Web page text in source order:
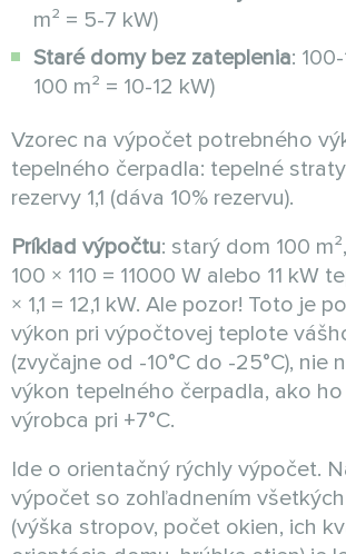
m² = 5-7 kW)
Staré domy bez zateplenia:
100 m² = 10-12 kW)
Vzorec na výpočet potrebného
tepelného čerpadla: tepelné
rezervy 1,1 (dáva 10% rezervu).
Príklad výpočtu: starý dom 100
100 × 110 = 11000 W alebo 11 kW
× 1,1 = 12,1 kW. Ale pozor! Toto je
výkon pri výpočtovej teplote
(zvyčajne od -10°C do -25°C), nie
výkon tepelného čerpadla, ako
výrobca pri +7°C.
Ide o orientačný rýchly výpočet.
výpočet so zohľadnením
(výška stropov, počet okien, ich